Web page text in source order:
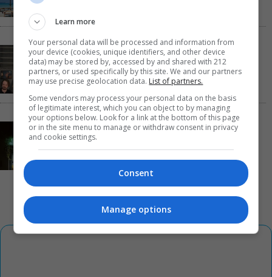
Μια μικρή παρηγοριά: Πέντε διηγήματα του
Ρέυμοντ Κάρβερ γίνονται παράσταση στο studio
Μαυρομιχάλη
Ραντεβού στα Σινεμά #6: Κάρμεν, εκεί όπου η
γειτονιά δίνει σινεφίλ ραντεβού
Learn more
Your personal data will be processed and information from
your device (cookies, unique identifiers, and other device
data) may be stored by, accessed by and shared with 212
partners, or used specifically by this site. We and our partners
may use precise geolocation data. List of partners.
Some vendors may process your personal data on the basis
of legitimate interest, which you can object to by managing
your options below. Look for a link at the bottom of this page
or in the site menu to manage or withdraw consent in privacy
and cookie settings.
Consent
Manage options